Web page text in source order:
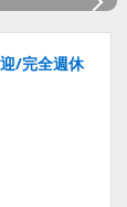
/完全週休